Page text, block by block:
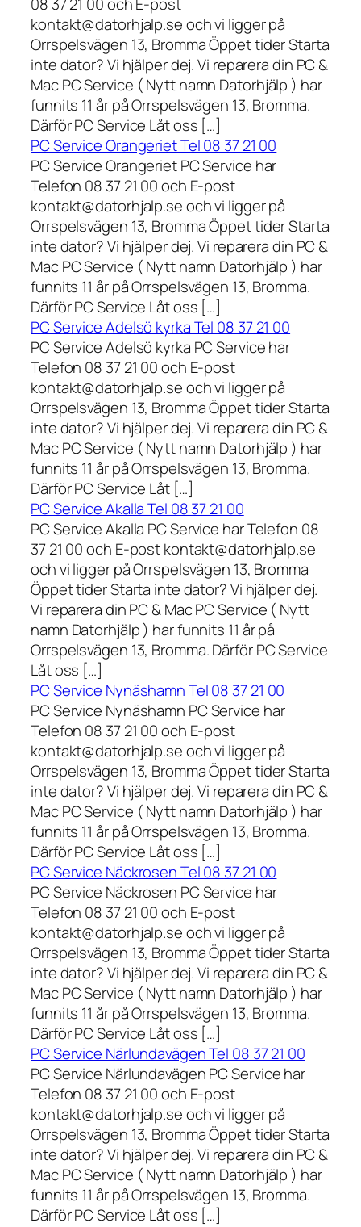
08 37 21 00 och E-post
kontakt@datorhjalp.se och vi ligger på
Orrspelsvägen 13, Bromma Öppet tider Starta
inte dator? Vi hjälper dej. Vi reparera din PC &
Mac PC Service ( Nytt namn Datorhjälp ) har
funnits 11 år på Orrspelsvägen 13, Bromma.
Därför PC Service Låt oss […]
PC Service Orangeriet Tel 08 37 21 00
PC Service Orangeriet PC Service har
Telefon 08 37 21 00 och E-post
kontakt@datorhjalp.se och vi ligger på
Orrspelsvägen 13, Bromma Öppet tider Starta
inte dator? Vi hjälper dej. Vi reparera din PC &
Mac PC Service ( Nytt namn Datorhjälp ) har
funnits 11 år på Orrspelsvägen 13, Bromma.
Därför PC Service Låt oss […]
PC Service Adelsö kyrka Tel 08 37 21 00
PC Service Adelsö kyrka PC Service har
Telefon 08 37 21 00 och E-post
kontakt@datorhjalp.se och vi ligger på
Orrspelsvägen 13, Bromma Öppet tider Starta
inte dator? Vi hjälper dej. Vi reparera din PC &
Mac PC Service ( Nytt namn Datorhjälp ) har
funnits 11 år på Orrspelsvägen 13, Bromma.
Därför PC Service Låt […]
PC Service Akalla Tel 08 37 21 00
PC Service Akalla PC Service har Telefon 08
37 21 00 och E-post kontakt@datorhjalp.se
och vi ligger på Orrspelsvägen 13, Bromma
Öppet tider Starta inte dator? Vi hjälper dej.
Vi reparera din PC & Mac PC Service ( Nytt
namn Datorhjälp ) har funnits 11 år på
Orrspelsvägen 13, Bromma. Därför PC Service
Låt oss […]
PC Service Nynäshamn Tel 08 37 21 00
PC Service Nynäshamn PC Service har
Telefon 08 37 21 00 och E-post
kontakt@datorhjalp.se och vi ligger på
Orrspelsvägen 13, Bromma Öppet tider Starta
inte dator? Vi hjälper dej. Vi reparera din PC &
Mac PC Service ( Nytt namn Datorhjälp ) har
funnits 11 år på Orrspelsvägen 13, Bromma.
Därför PC Service Låt oss […]
PC Service Näckrosen Tel 08 37 21 00
PC Service Näckrosen PC Service har
Telefon 08 37 21 00 och E-post
kontakt@datorhjalp.se och vi ligger på
Orrspelsvägen 13, Bromma Öppet tider Starta
inte dator? Vi hjälper dej. Vi reparera din PC &
Mac PC Service ( Nytt namn Datorhjälp ) har
funnits 11 år på Orrspelsvägen 13, Bromma.
Därför PC Service Låt oss […]
PC Service Närlundavägen Tel 08 37 21 00
PC Service Närlundavägen PC Service har
Telefon 08 37 21 00 och E-post
kontakt@datorhjalp.se och vi ligger på
Orrspelsvägen 13, Bromma Öppet tider Starta
inte dator? Vi hjälper dej. Vi reparera din PC &
Mac PC Service ( Nytt namn Datorhjälp ) har
funnits 11 år på Orrspelsvägen 13, Bromma.
Därför PC Service Låt oss […]